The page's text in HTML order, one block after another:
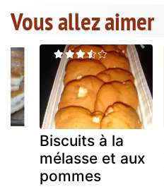
Vous allez aimer
Biscuits à la
mélasse et aux
pommes